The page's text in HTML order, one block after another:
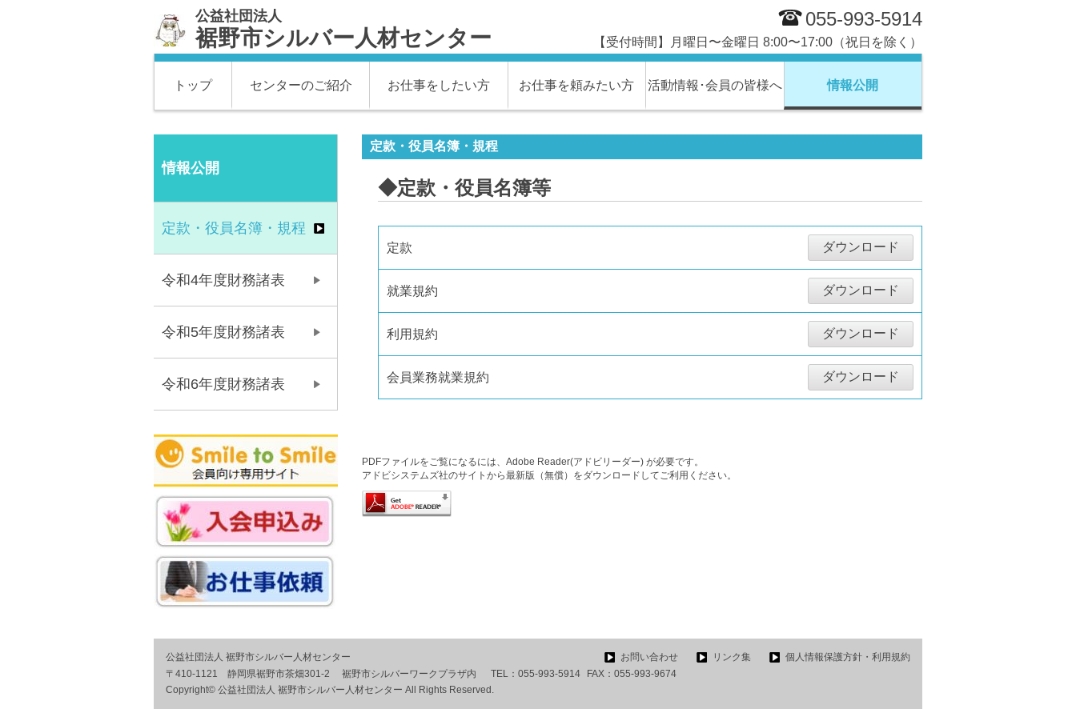
公益社団法人
裾野市シルバー人材センター
055-993-5914
【受付時間】月曜日〜金曜日 8:00〜17:00（祝日を除く）
トップ センターのご紹介 お仕事をしたい方 お仕事を頼みたい方 活動情報･会員の皆様へ 情報公開
定款・役員名簿・規程
◆定款・役員名簿等
定款 ダウンロード
就業規約 ダウンロード
利用規約 ダウンロード
会員業務就業規約 ダウンロード
PDFファイルをご覧になるには、Adobe Reader(アドビリーダー) が必要です。
アドビシステムズ社のサイトから最新版（無償）をダウンロードしてご利用ください。
情報公開
定款・役員名簿・規程
令和4年度財務諸表
令和5年度財務諸表
令和6年度財務諸表
公益社団法人 裾野市シルバー人材センター
〒410-1121 静岡県裾野市茶畑301-2 裾野市シルバーワークプラザ内
TEL： 055-993-5914 FAX： 055-993-9674
Copyright© 公益社団法人 裾野市シルバー人材センター All Rights Reserved.
お問い合わせ リンク集 個人情報保護方針・利用規約